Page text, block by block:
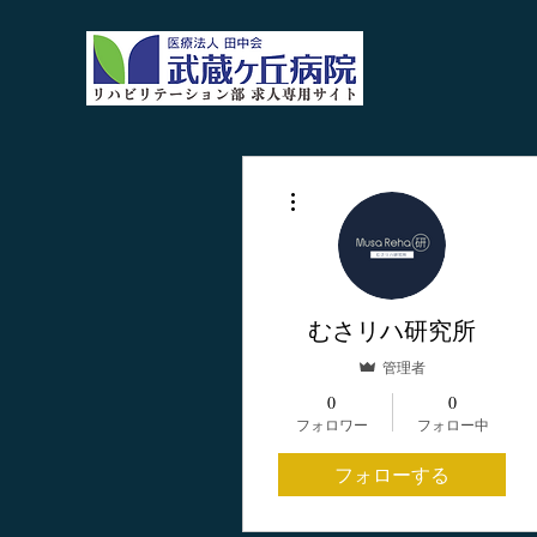
むさリハ研究所
管理者
0
フォロワー
0
フォロー中
フォローする